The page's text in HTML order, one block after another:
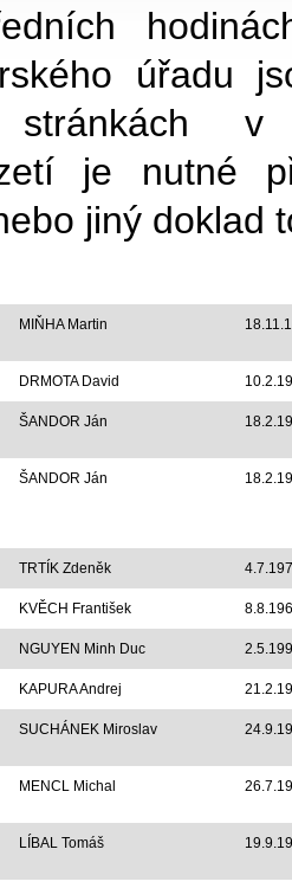
úřadu
stránkách v
je nutné
jiný doklad
MIŇHA Martin
DRMOTA David
ŠANDOR Ján
ŠANDOR Ján
TRTÍK Zdeněk
KVĚCH František
NGUYEN Minh Duc
KAPURA Andrej
SUCHÁNEK Miroslav
MENCL Michal
LÍBAL Tomáš